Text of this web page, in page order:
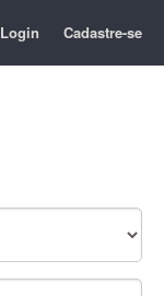
Login Cadastre-se